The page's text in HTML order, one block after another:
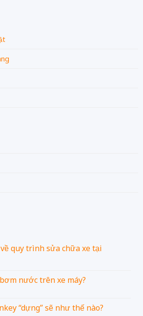
quy trình sửa chữa xe tại
nước trên xe máy?
“dựng” sẽ như thế nào?